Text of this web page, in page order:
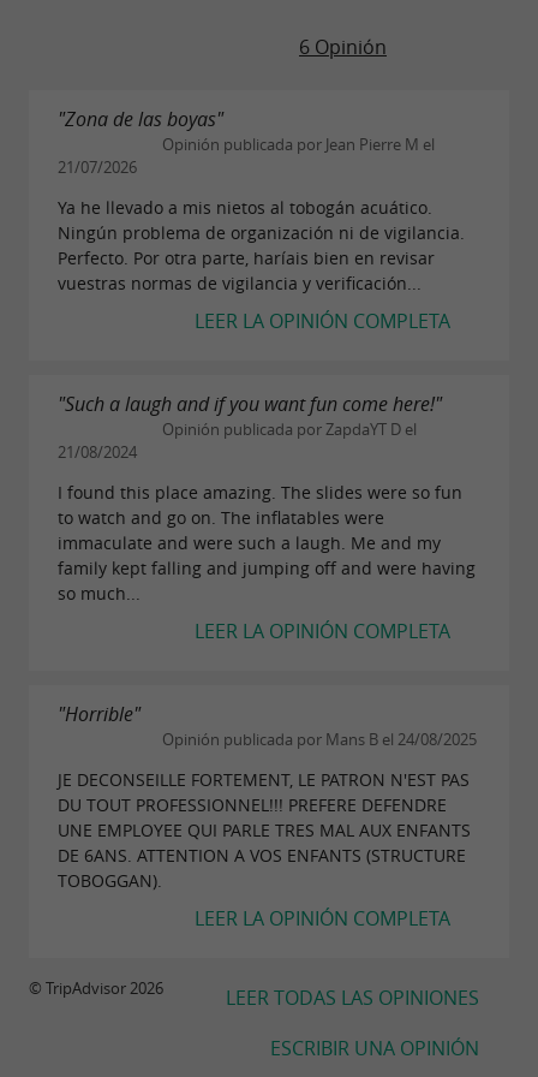
6 Opinión
"Zona de las boyas"
Opinión publicada por Jean Pierre M el
21/07/2026
Ya he llevado a mis nietos al tobogán acuático.
Ningún problema de organización ni de vigilancia.
Perfecto. Por otra parte, haríais bien en revisar
vuestras normas de vigilancia y verificación...
LEER LA OPINIÓN COMPLETA
"Such a laugh and if you want fun come here!"
Opinión publicada por ZapdaYT D el
21/08/2024
I found this place amazing. The slides were so fun
to watch and go on. The inflatables were
immaculate and were such a laugh. Me and my
family kept falling and jumping off and were having
so much...
LEER LA OPINIÓN COMPLETA
"Horrible"
Opinión publicada por Mans B el 24/08/2025
JE DECONSEILLE FORTEMENT, LE PATRON N'EST PAS
DU TOUT PROFESSIONNEL!!! PREFERE DEFENDRE
UNE EMPLOYEE QUI PARLE TRES MAL AUX ENFANTS
DE 6ANS. ATTENTION A VOS ENFANTS (STRUCTURE
TOBOGGAN).
LEER LA OPINIÓN COMPLETA
LEER TODAS LAS OPINIONES
ESCRIBIR UNA OPINIÓN
© TripAdvisor 2026